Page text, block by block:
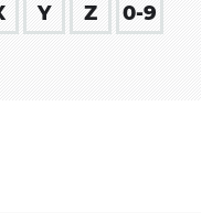
Y Z
0-9